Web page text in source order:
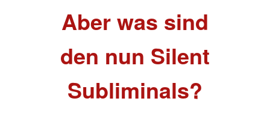
Aber was sind
den nun Silent
Subliminals?